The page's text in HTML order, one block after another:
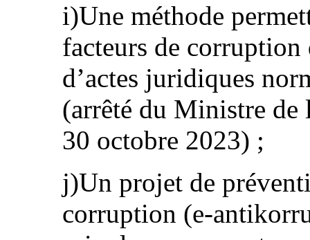
i)Une méthode
facteurs de corruption
d’actes juridiques
(arrêté du Ministre de
30 octobre 2023) ;
j)Un projet de
corruption (e-